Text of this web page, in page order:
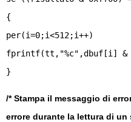
{
per(i=0;i<512;i++)
fprintf(tt,"%c",dbuf[i] &
}
/* Stampa il messaggio di
errore durante la lettura di un